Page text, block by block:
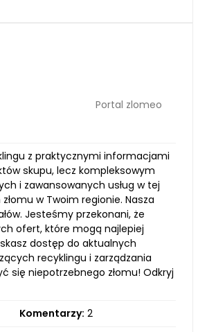
Portal zlomeo
z praktycznymi informacjami
skupu, lecz kompleksowym
i zawansowanych usług w tej
w Twoim regionie. Nasza
Jesteśmy przekonani, że
ofert, które mogą najlepiej
dostęp do aktualnych
recyklingu i zarządzania
się niepotrzebnego złomu! Odkryj
Komentarzy: 2